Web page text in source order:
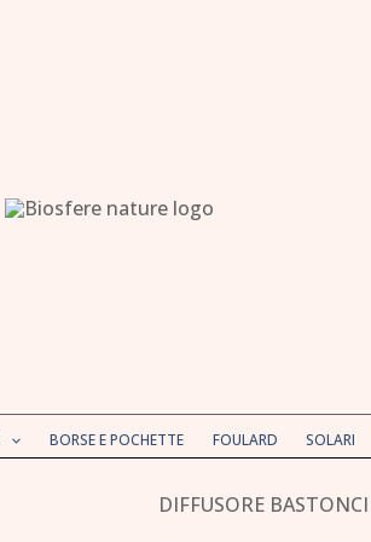
BORSE E POCHETTE FOULARD SOLARI
DIFFUSORE
Nasoterapia